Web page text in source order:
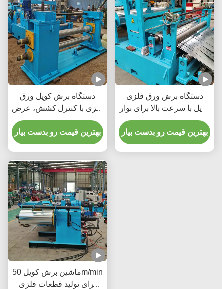
دستگاه برش کویل ورق
فلزی با کنترل کشش، عرض
1600 میلی‌متر، ضخامت
کویل 3 میلی‌متر، سرعت
برش 120 متر در دقیقه
بهترین قیمت رو بدست بیار
دستگاه برش ورق فلزی
کویل با سرعت بالا برای نوار
مسی نورد سرد با قابلیت
کار با سرعت 200 متر در
دقیقه
بهترین قیمت رو بدست بیار
ماشین برش کویل 50m/min
برای تولید قطعات فلزی